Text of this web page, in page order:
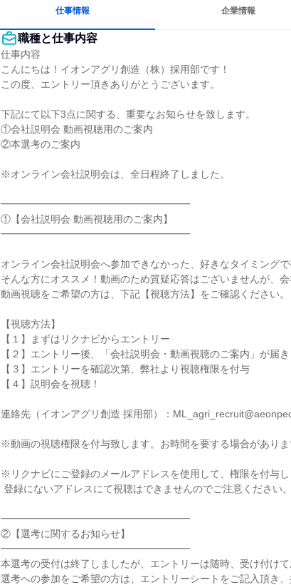
仕事情報 企業情報
職種と仕事内容
仕事内容
こんにちは！イオンアグリ創造（株）採用部です！
この度、エントリー頂きありがとうございます。
下記にて以下3点に関する、重要なお知らせを致します。
①会社説明会 動画視聴用のご案内
②本選考のご案内
※オンライン会社説明会は、全日程終了しました。
━━━━━━━━━━━━━━━━━━━
①【会社説明会 動画視聴用のご案内】
━━━━━━━━━━━━━━━━━━━
オンライン会社説明会へ参加できなかった、好きなタイミングで
そんな方にオススメ！動画のため質疑応答はございませんが、
動画視聴をご希望の方は、下記【視聴方法】をご確認ください。
【視聴方法】
【１】まずはリクナビからエントリー
【２】エントリー後、「会社説明会・動画視聴のご案内」が届
【３】エントリーを確認次第、弊社より視聴権限を付与
【４】説明会を視聴！
連絡先（イオンアグリ創造 採用部）：
※動画の視聴権限を付与致します。お時間を要する場合がありま
※リクナビにご登録のメールアドレスを使用して、権限を付与
━━━━━━━━━━━━━━━━━━━
②【選考に関するお知らせ】
━━━━━━━━━━━━━━━━━━━
本選考の受付は終了しましたが、エントリーは随時、受け付けて
選考への参加をご希望の方は、エントリーシートをご記入頂き